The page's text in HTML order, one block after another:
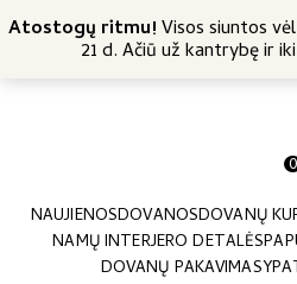
Atostogų ritmu!Visos siuntos
21 d. Ačiū už kantrybę ir
Nemokamas siuntimas nuo
0
NAUJIENOSDOVANOSDOVANŲ
NAMŲ INTERJERO DETALĖS
DOVANŲ PAKAVIMAS